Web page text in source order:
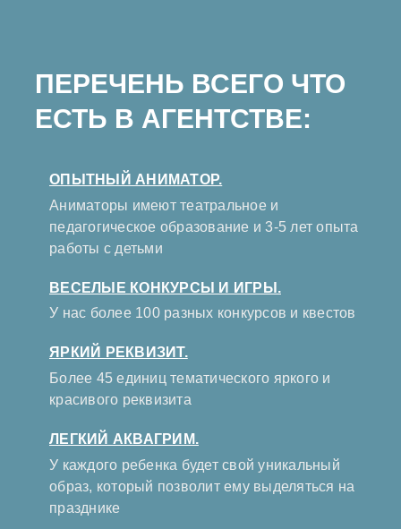
ПЕРЕЧЕНЬ ВСЕГО ЧТО
ЕСТЬ В АГЕНТСТВЕ:
ОПЫТНЫЙ АНИМАТОР.
Аниматоры имеют театральное и
педагогическое образование и 3-5 лет опыта
работы с детьми
ВЕСЕЛЫЕ КОНКУРСЫ И ИГРЫ.
У нас более 100 разных конкурсов и квестов
ЯРКИЙ РЕКВИЗИТ.
Более 45 единиц тематического яркого и
красивого реквизита
ЛЕГКИЙ АКВАГРИМ.
У каждого ребенка будет свой уникальный
образ, который позволит ему выделяться на
празднике